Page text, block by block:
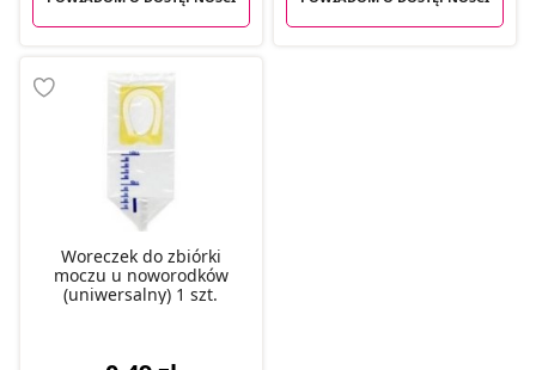
Woreczek do zbiórki
moczu u noworodków
(uniwersalny) 1 szt.